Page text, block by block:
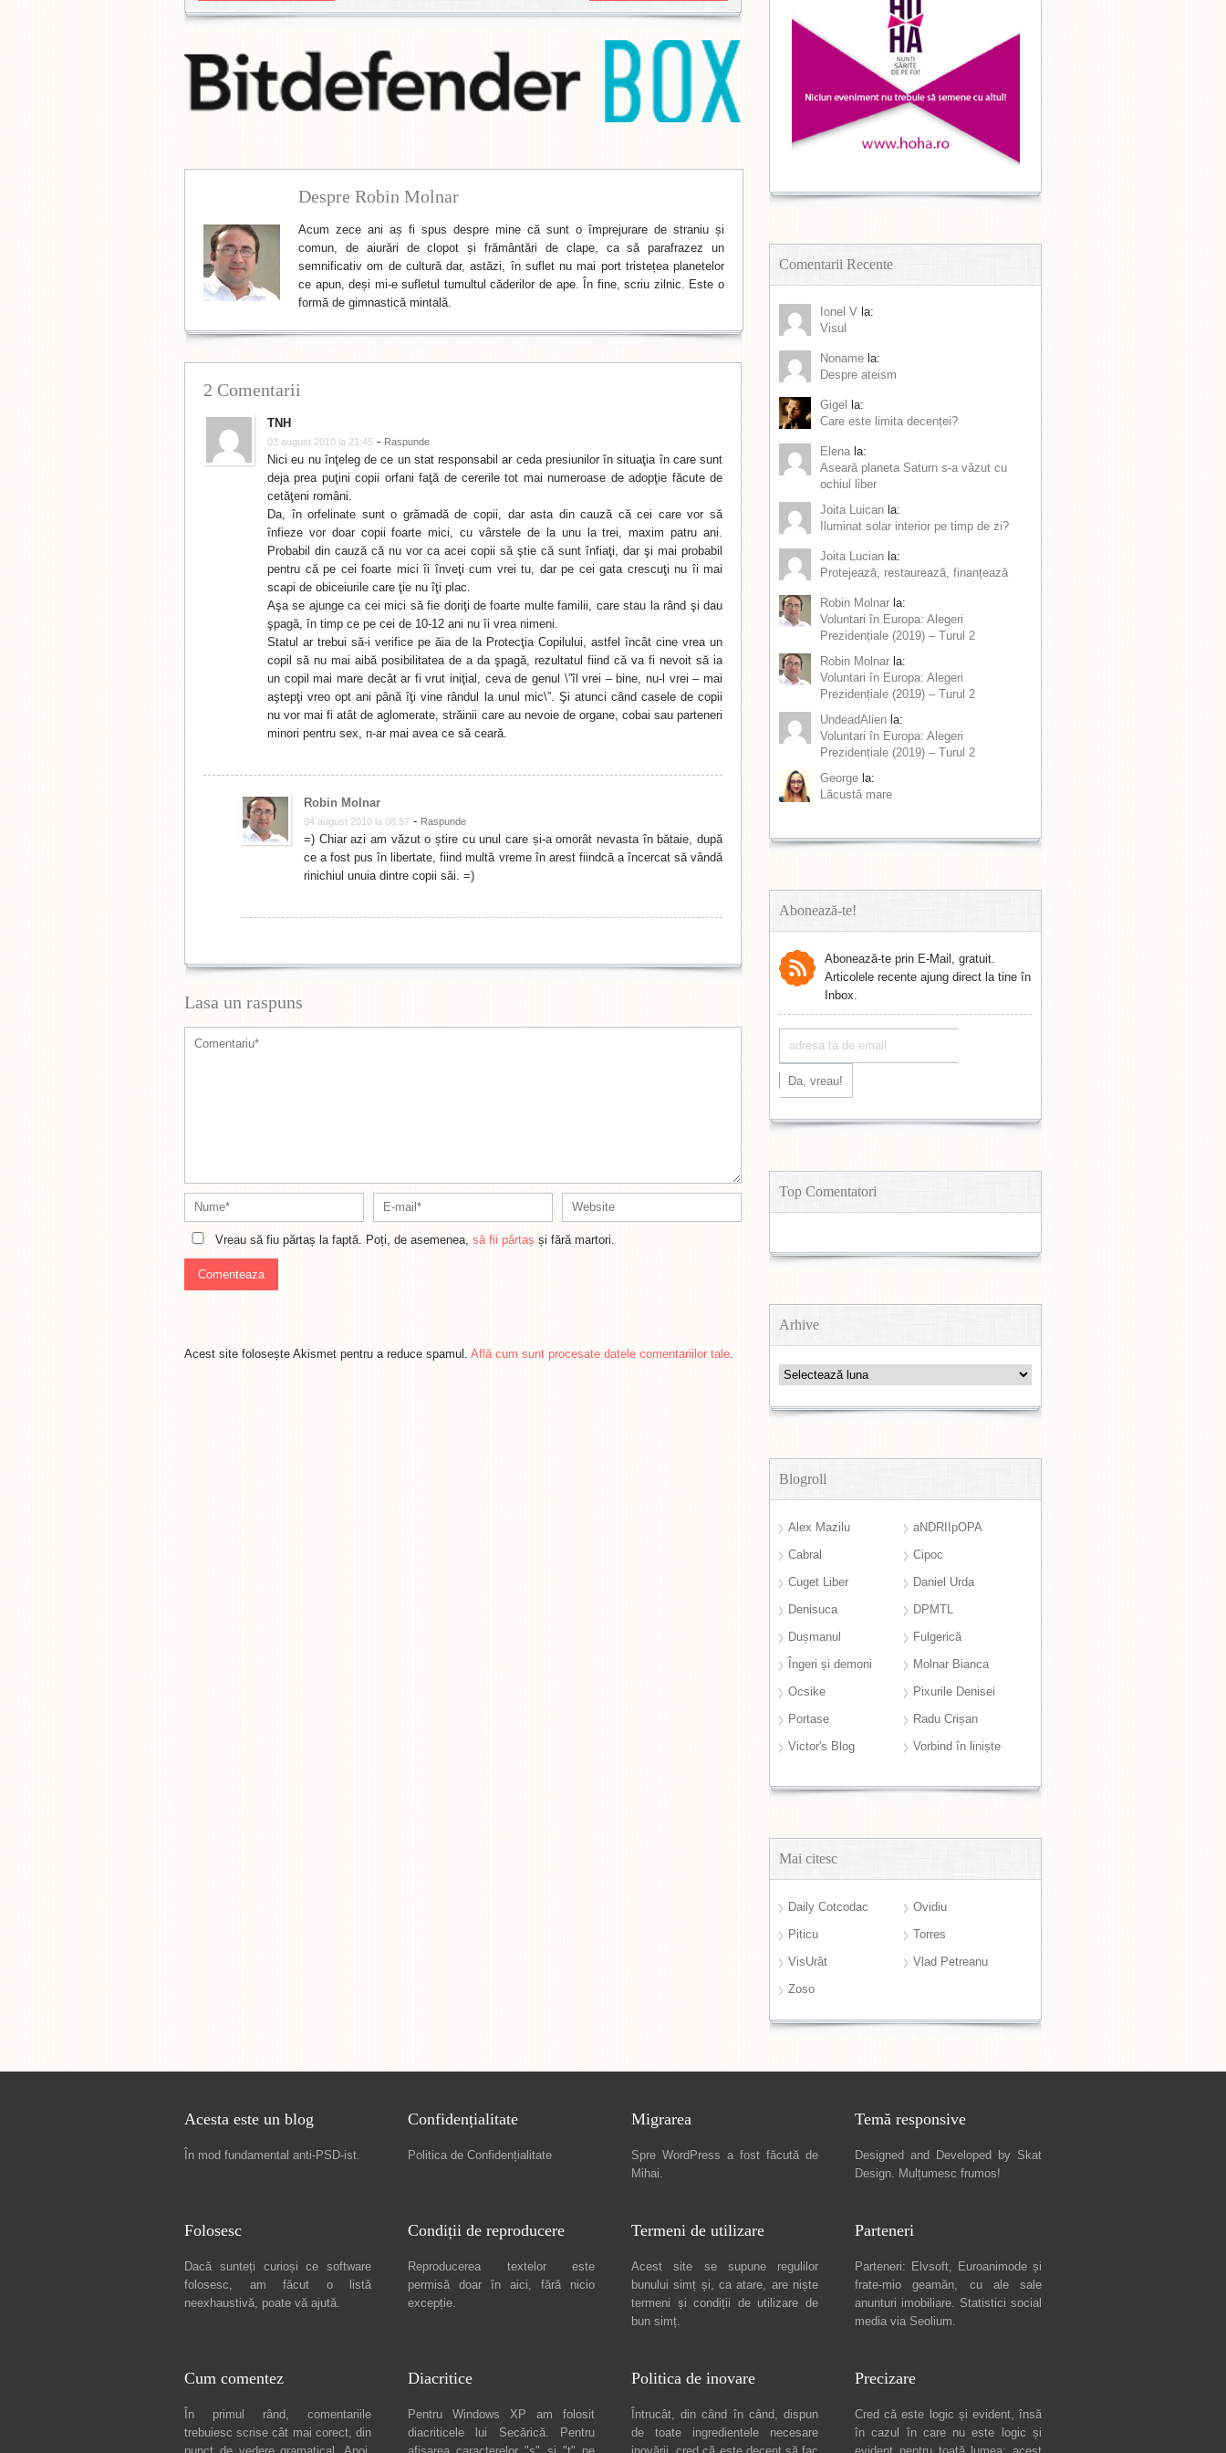
Despre Robin Molnar
Acum zece ani aș fi spus despre mine că sunt o împrejurare de straniu și
comun, de aiurări de clopot și frământări de clape, ca să parafrazez un
semnificativ om de cultură dar, astăzi, în suflet nu mai port tristețea planetelor
ce apun, deși mi-e sufletul tumultul căderilor de ape. În fine, scriu zilnic. Este o
formă de gimnastică mintală.
2 Comentarii
TNH
03 august 2010 la 21:45 - Raspunde
Nici eu nu înţeleg de ce un stat responsabil ar ceda presiunilor în situaţia în care sunt
deja prea puţini copii orfani faţă de cererile tot mai numeroase de adopţie făcute de
cetăţeni români.
Da, în orfelinate sunt o grămadă de copii, dar asta din cauză că cei care vor să
înfieze vor doar copii foarte mici, cu vârstele de la unu la trei, maxim patru ani.
Probabil din cauză că nu vor ca acei copii să ştie că sunt înfiaţi, dar şi mai probabil
pentru că pe cei foarte mici îi înveţi cum vrei tu, dar pe cei gata crescuţi nu îi mai
scapi de obiceiurile care ţie nu îţi plac.
Aşa se ajunge ca cei mici să fie doriţi de foarte multe familii, care stau la rând şi dau
şpagă, în timp ce pe cei de 10-12 ani nu îi vrea nimeni.
Statul ar trebui să-i verifice pe ăia de la Protecţia Copilului, astfel încât cine vrea un
copil să nu mai aibă posibilitatea de a da şpagă, rezultatul fiind că va fi nevoit să ia
un copil mai mare decât ar fi vrut iniţial, ceva de genul \”îl vrei – bine, nu-l vrei – mai
aştepţi vreo opt ani până îţi vine rândul la unul mic\”. Şi atunci când casele de copii
nu vor mai fi atât de aglomerate, străinii care au nevoie de organe, cobai sau parteneri
minori pentru sex, n-ar mai avea ce să ceară.
Robin Molnar
04 august 2010 la 08:57 - Raspunde
=) Chiar azi am văzut o știre cu unul care și-a omorât nevasta în bătaie, după
ce a fost pus în libertate, fiind multă vreme în arest fiindcă a încercat să vândă
rinichiul unuia dintre copii săi. =)
Lasa un raspuns
Vreau să fiu părtaș la faptă. Poți, de asemenea, să fii părtaș și fără martori.
Acest site folosește Akismet pentru a reduce spamul. Află cum sunt procesate datele comentariilor tale.
Comentarii Recente
Ionel V la:
Visul
Noname la:
Despre ateism
Gigel
la:
Care este limita decenței?
Elena la:
Aseară planeta Saturn s-a văzut cu
ochiul liber
Joita Luican la:
Iluminat solar interior pe timp de zi?
Joita Lucian la:
Protejează, restaurează, finanțează
Robin Molnar la:
Voluntari în Europa: Alegeri
Prezidențiale (2019) – Turul 2
Robin Molnar la:
Voluntari în Europa: Alegeri
Prezidențiale (2019) – Turul 2
UndeadAlien la:
Voluntari în Europa: Alegeri
Prezidențiale (2019) – Turul 2
George la:
Lăcustă mare
Abonează-te!
Abonează-te prin E-Mail, gratuit.
Articolele recente ajung direct la tine în
Inbox.
Top Comentatori
Arhive
Arhive
Blogroll
Alex Mazilu
aNDRIIpOPA
Cabral
Cipoc
Cuget Liber
Daniel Urda
Denisuca
DPMTL
Dușmanul
Fulgerică
Îngeri și demoni
Molnar Bianca
Ocsike
Pixurile Denisei
Portase
Radu Crișan
Victor's Blog
Vorbind în liniște
Mai citesc
Daily Cotcodac
Ovidiu
Piticu
Torres
VisUrât
Vlad Petreanu
Zoso
Acesta este un blog
În mod fundamental anti-PSD-ist.
Confidențialitate
Politica de Confidențialitate
Migrarea
Spre WordPress a fost făcută de
Mihai.
Temă responsive
Designed and Developed by Skat
Design. Mulțumesc frumos!
Folosesc
Dacă sunteți curioși ce software
folosesc, am făcut o listă
neexhaustivă, poate vă ajută.
Condiții de reproducere
Reproducerea textelor este
permisă doar în aici, fără nicio
excepție.
Termeni de utilizare
Acest site se supune regulilor
bunului simț și, ca atare, are niște
termeni și condiții de utilizare de
bun simț.
Parteneri
Parteneri: Elvsoft, Euroanimode și
frate-mio geamăn, cu ale sale
anunturi imobiliare. Statistici social
media via Seolium.
Cum comentez
În primul rând, comentariile
trebuiesc scrise cât mai corect, din
Diacritice
Pentru Windows XP am folosit
diacriticele lui Secărică. Pentru
Politica de inovare
Întrucât, din când în când, dispun
de toate ingredientele necesare
Precizare
Cred că este logic și evident, însă
în cazul în care nu este logic și